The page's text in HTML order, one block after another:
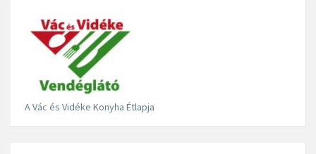
A Vác és Vidéke Konyha Étlapja